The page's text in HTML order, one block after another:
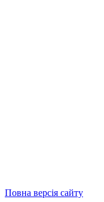
Повна версія сайту